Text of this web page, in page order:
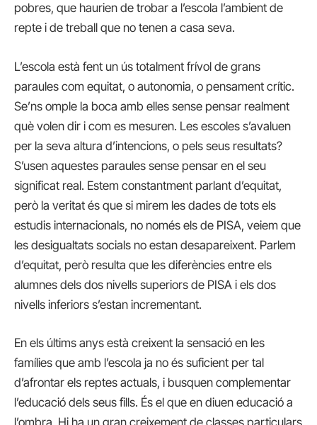
pobres, que haurien de trobar a l’escola l’ambient de
repte i de treball que no tenen a casa seva.
L’escola està fent un ús totalment frívol de grans
paraules com equitat, o autonomia, o pensament crític.
Se’ns omple la boca amb elles sense pensar realment
què volen dir i com es mesuren. Les escoles s’avaluen
per la seva altura d’intencions, o pels seus resultats?
S’usen aquestes paraules sense pensar en el seu
significat real. Estem constantment parlant d’equitat,
però la veritat és que si mirem les dades de tots els
estudis internacionals, no només els de PISA, veiem que
les desigualtats socials no estan desapareixent. Parlem
d’equitat, però resulta que les diferències entre els
alumnes dels dos nivells superiors de PISA i els dos
nivells inferiors s’estan incrementant.
En els últims anys està creixent la sensació en les
famílies que amb l’escola ja no és suficient per tal
d’afrontar els reptes actuals, i busquen complementar
l’educació dels seus fills. És el que en diuen educació a
l’ombra. Hi ha un gran creixement de classes particulars